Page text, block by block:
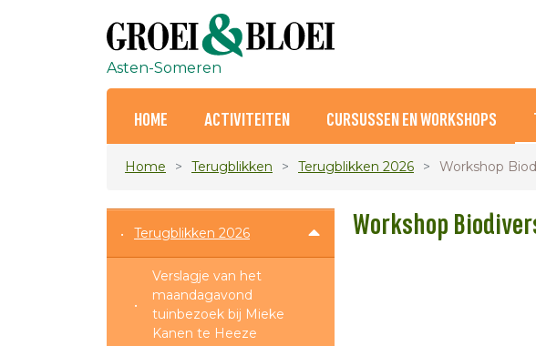
Asten-Someren
HOME ACTIVITEITEN CURSUSSEN EN WORKSHOPS
Home Terugblikken Terugblikken 2026 Workshop
Terugblikken 2026
Verslagje van het
maandagavond
tuinbezoek bij Mieke
Kanen te Heeze
Workshop